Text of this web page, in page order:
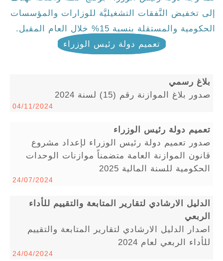
إلى تخفيض النَّفقات التشغيليَّة للوزارات والمؤسسات
الحكومية والمستقلة بنسبة 15% خلال العام المقبل.
تعميم دولة رئيس الوزراء
بلاغ رسمي
صدور بلاغ الموازنة رقم (15) لسنة 2024
04/11/2024
تعميم دولة رئيس الوزراء
صدور تعميم دولة رئيس الوزراء لإعداد مشروع
قانون الموازنة العامة متضمناً موازنات الوحدات
الحكومية للسنة المالية 2025
24/07/2024
الدليل الارشادي لتقارير المتابعة والتقييم للأداء
الربعي
اصدار الدليل الارشادي لتقارير المتابعة والتقييم
للأداء الربعي لعام 2024
24/04/2024